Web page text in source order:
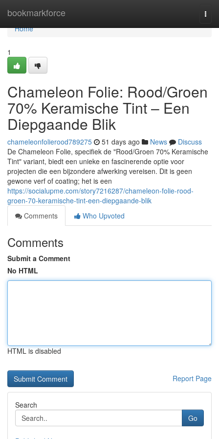
bookmarkforce
Home
Home
1
Chameleon Folie: Rood/Groen
70% Keramische Tint – Een
Diepgaande Blik
chameleonfolierood789275 51 days ago News
Discuss
De Chameleon Folie, specifiek de "Rood/Groen 70% Keramische
Tint" variant, biedt een unieke en fascinerende optie voor
projecten die een bijzondere afwerking vereisen. Dit is geen
gewone verf of coating; het is een
https://socialupme.com/story7216287/chameleon-folie-rood-
groen-70-keramische-tint-een-diepgaande-blik
Comments
Who Upvoted
Comments
Submit a Comment
No HTML
HTML is disabled
Report Page
Search
Go